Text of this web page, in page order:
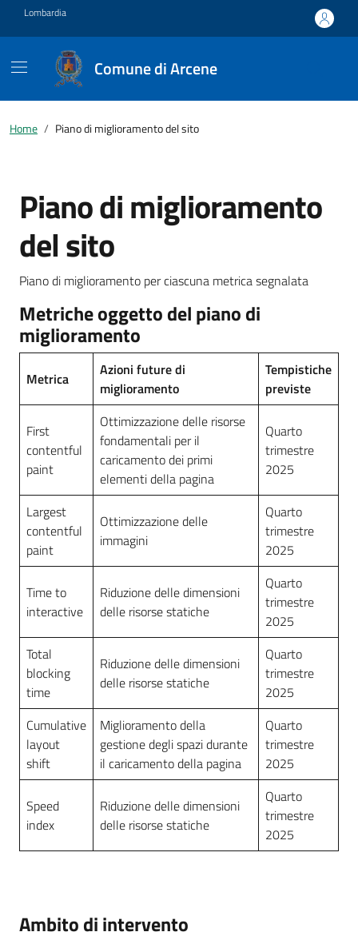
Vai ai contenuti
Vai al footer
Lombardia
Comune di Arcene
Home Piano di miglioramento del sito
Piano di miglioramento
del sito
Piano di miglioramento per ciascuna metrica segnalata
Metriche oggetto del piano di
miglioramento
Metrica
Azioni future di
miglioramento
Tempistiche
previste
First
contentful
paint
Ottimizzazione delle risorse
fondamentali per il
caricamento dei primi
elementi della pagina
Quarto
trimestre
2025
Largest
contentful
paint
Ottimizzazione delle
immagini
Quarto
trimestre
2025
Time to
interactive
Riduzione delle dimensioni
delle risorse statiche
Quarto
trimestre
2025
Total
blocking
time
Riduzione delle dimensioni
delle risorse statiche
Quarto
trimestre
2025
Cumulative
layout
shift
Miglioramento della
gestione degli spazi durante
il caricamento della pagina
Quarto
trimestre
2025
Speed
index
Riduzione delle dimensioni
delle risorse statiche
Quarto
trimestre
2025
Ambito di intervento